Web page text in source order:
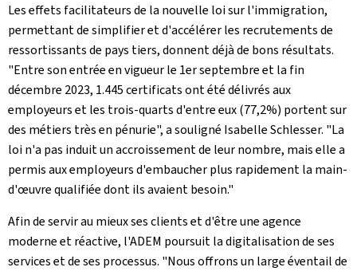
Les effets facilitateurs de la nouvelle loi sur l'immigration,
permettant de simplifier et d'accélérer les recrutements de
ressortissants de pays tiers, donnent déjà de bons résultats.
"Entre son entrée en vigueur le 1er septembre et la fin
décembre 2023, 1.445 certificats ont été délivrés aux
employeurs et les trois-quarts d'entre eux (77,2%) portent sur
des métiers très en pénurie", a souligné Isabelle Schlesser. "La
loi n'a pas induit un accroissement de leur nombre, mais elle a
permis aux employeurs d'embaucher plus rapidement la main-
d'œuvre qualifiée dont ils avaient besoin."
Afin de servir au mieux ses clients et d'être une agence
moderne et réactive, l'ADEM poursuit la digitalisation de ses
services et de ses processus. "Nous offrons un large éventail de